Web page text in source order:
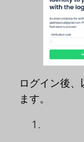
ログイン後
ます。